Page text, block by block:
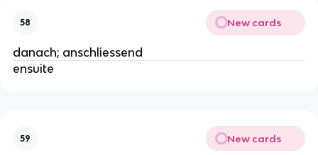
58 New cards
danach; anschliessend
ensuite
59 New cards